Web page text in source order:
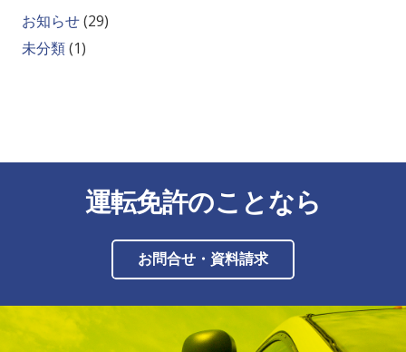
お知らせ(29)
未分類(1)
運転免許のことなら
お問合せ・資料請求